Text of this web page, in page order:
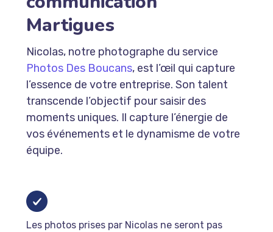
Martigues
Nicolas, notre photographe du service
Photos Des Boucans, est l’œil qui capture
l’essence de votre entreprise. Son talent
transcende l’objectif pour saisir des
moments uniques. Il capture l’énergie de
vos événements et le dynamisme de votre
équipe.
Les photos prises par Nicolas ne seront pas